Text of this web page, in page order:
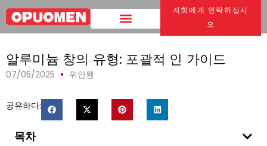
저희에게 연락하십시
오
집 > 알루미늄 창의 유형: 포괄적 인 가이드
알루미늄 창의 유형: 포괄적 인 가이드
07/05/2025 위안웬
공유하다:
목차